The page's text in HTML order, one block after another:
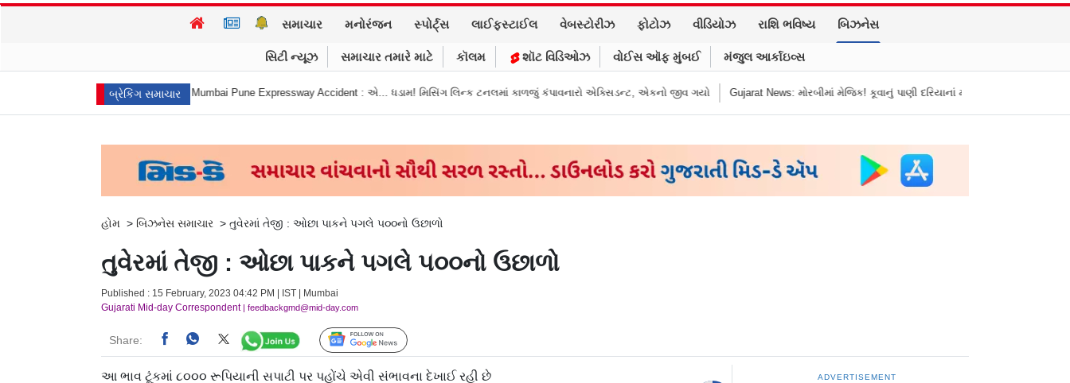
સમાચાર મનોરંજન સ્પોર્ટ્સ લાઈફસ્ટાઈલ વેબસ્ટોરીઝ ફોટોઝ વીડિયોઝ રાશિ ભવિષ્ય બિઝનેસ
સિટી ન્યૂઝ સમાચાર તમારે માટે કૉલમ શૉટ વિડિઓઝ વોઈસ ઑફ મુંબઈ મંજુલ આર્કાઇવ્સ
બ્રેકિંગ સમાચાર
Mumbai Pune Expressway Accident : એ... ધડામ! મિસિંગ લિન્ક ટનલમાં કાળજું કંપાવનારો એક્સિડન્ટ, એકનો જીવ ગયો Gujarat News: મોરબીમાં મેજિક! કૂવાનું પાણી દરિયાનાં મોજાંની જેમ ઊછળવા લાગ્યું, શું કહે છે નિષ્ણાતો?
હોમ > બિઝનેસ સમાચાર > તુવેરમાં તેજી : ઓછા પાકને પગલે ૫૦૦નો ઉછાળો
તુવેરમાં તેજી : ઓછા પાકને પગલે ૫૦૦નો ઉછાળો
Published : 15 February, 2023 04:42 PM | IST | Mumbai
Gujarati Mid-day Correspondent| feedbackgmd@mid-day.com
Share: Follow Us
આ ભાવ ટૂંકમાં ૮૦૦૦ રૂપિયાની સપાટી પર પહોંચે એવી સંભાવના દેખાઈ રહી છે ADVERTISEMENT